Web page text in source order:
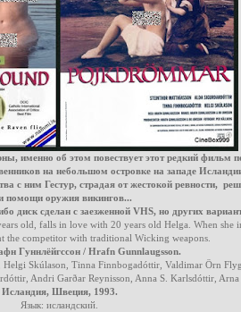
именно об этом повествует этот редкий фильм
на небольшом островке на западе
с ним Гестур, страдая от жестокой ревности,
помощи оружия викингов...
диск сделан с заезженной VHS, но других
old, falls in love with 20 years old Helga. When she
the competitor with traditional Wicking weapons.
Гуннлёйгссон / Hrafn Gunnlaugsson.
Skúlason, Tinna Finnbogadóttir, Valdimar Örn
Andri Garðar Reynisson, Anna S. Karlsdóttir, Arna
Исландия, Швеция, 1993.
Язык: исландский.